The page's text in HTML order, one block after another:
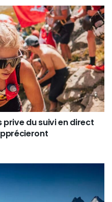
prive du suivi en direct